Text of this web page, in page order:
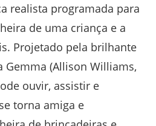
realista programada para
de uma criança e a
Projetado pela brilhante
Gemma (Allison Williams,
ouvir, assistir e
torna amiga e